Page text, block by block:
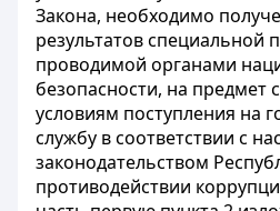
Закона, необходимо
результатов специальной
проводимой органами
безопасности, на предмет
условиям поступления на
службу в соответствии с
законодательством
противодействии